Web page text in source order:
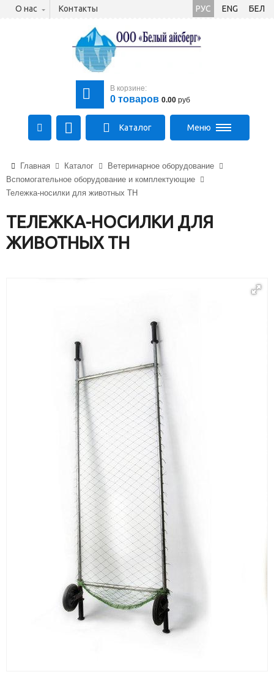
О нас Контакты РУС ENG БЕЛ
В корзине:
0 товаров 0.00 руб
+375 (29) 710-23-43
+375 (33) 315-03-03
aysberg-sales@yandex.by
Каталог Меню
Главная Каталог
Ветеринарное оборудование
Вспомогательное оборудование и комплектующие
Тележка-носилки для животных ТН
ТЕЛЕЖКА-НОСИЛКИ ДЛЯ
ЖИВОТНЫХ ТН